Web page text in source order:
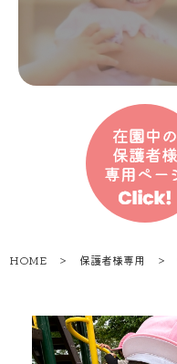
HOME ＞ 保護者様専用 ＞